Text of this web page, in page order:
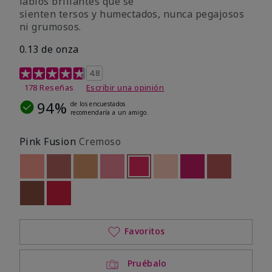
sienten tersos y humectados, nunca pegajosos
ni grumosos.
0.13 de onza
Calificación de clientes de 4,8 de 5
4.8
178 Reseñas
Escribir una opinión
94% de los encuestados
recomendaría a un amigo.
Pink Fusion Cremoso
Out of stockOut of stockseleccionado
Out of stock
Pruébalo
Favoritos